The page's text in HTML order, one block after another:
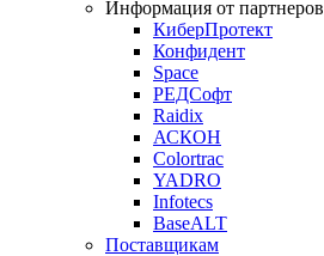
Информация от партнеров
КиберПротект
Конфидент
Space
РЕДСофт
Raidix
АСКОН
Colortrac
YADRO
Infotecs
BaseALT
Поставщикам